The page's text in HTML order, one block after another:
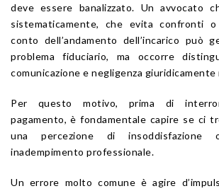
deve essere banalizzato. Un avvocato
sistematicamente, che evita confronti
conto dell’andamento dell’incarico può
problema fiduciario, ma occorre
comunicazione e negligenza
Per questo motivo, prima di
pagamento, è fondamentale capire se ci
una percezione di
inadempimento professionale.
Un errore molto comune è agire